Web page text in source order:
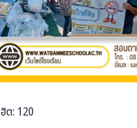
ฮิต: 120